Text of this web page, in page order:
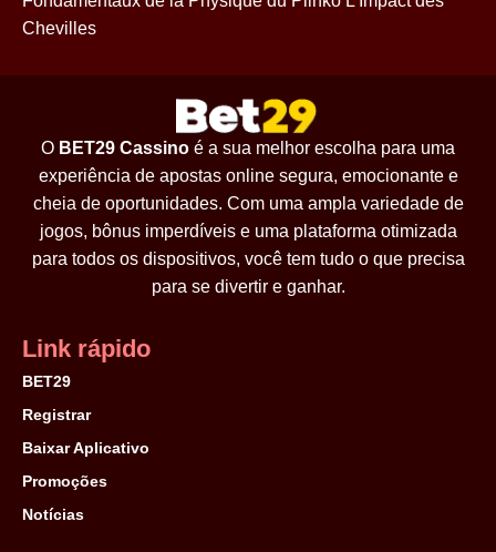
Chevilles
O BET29 Cassino é a sua melhor escolha para uma
experiência de apostas online segura, emocionante e
cheia de oportunidades. Com uma ampla variedade de
jogos, bônus imperdíveis e uma plataforma otimizada
para todos os dispositivos, você tem tudo o que precisa
para se divertir e ganhar.
Link rápido
BET29
Registrar
Baixar Aplicativo
Promoções
Notícias